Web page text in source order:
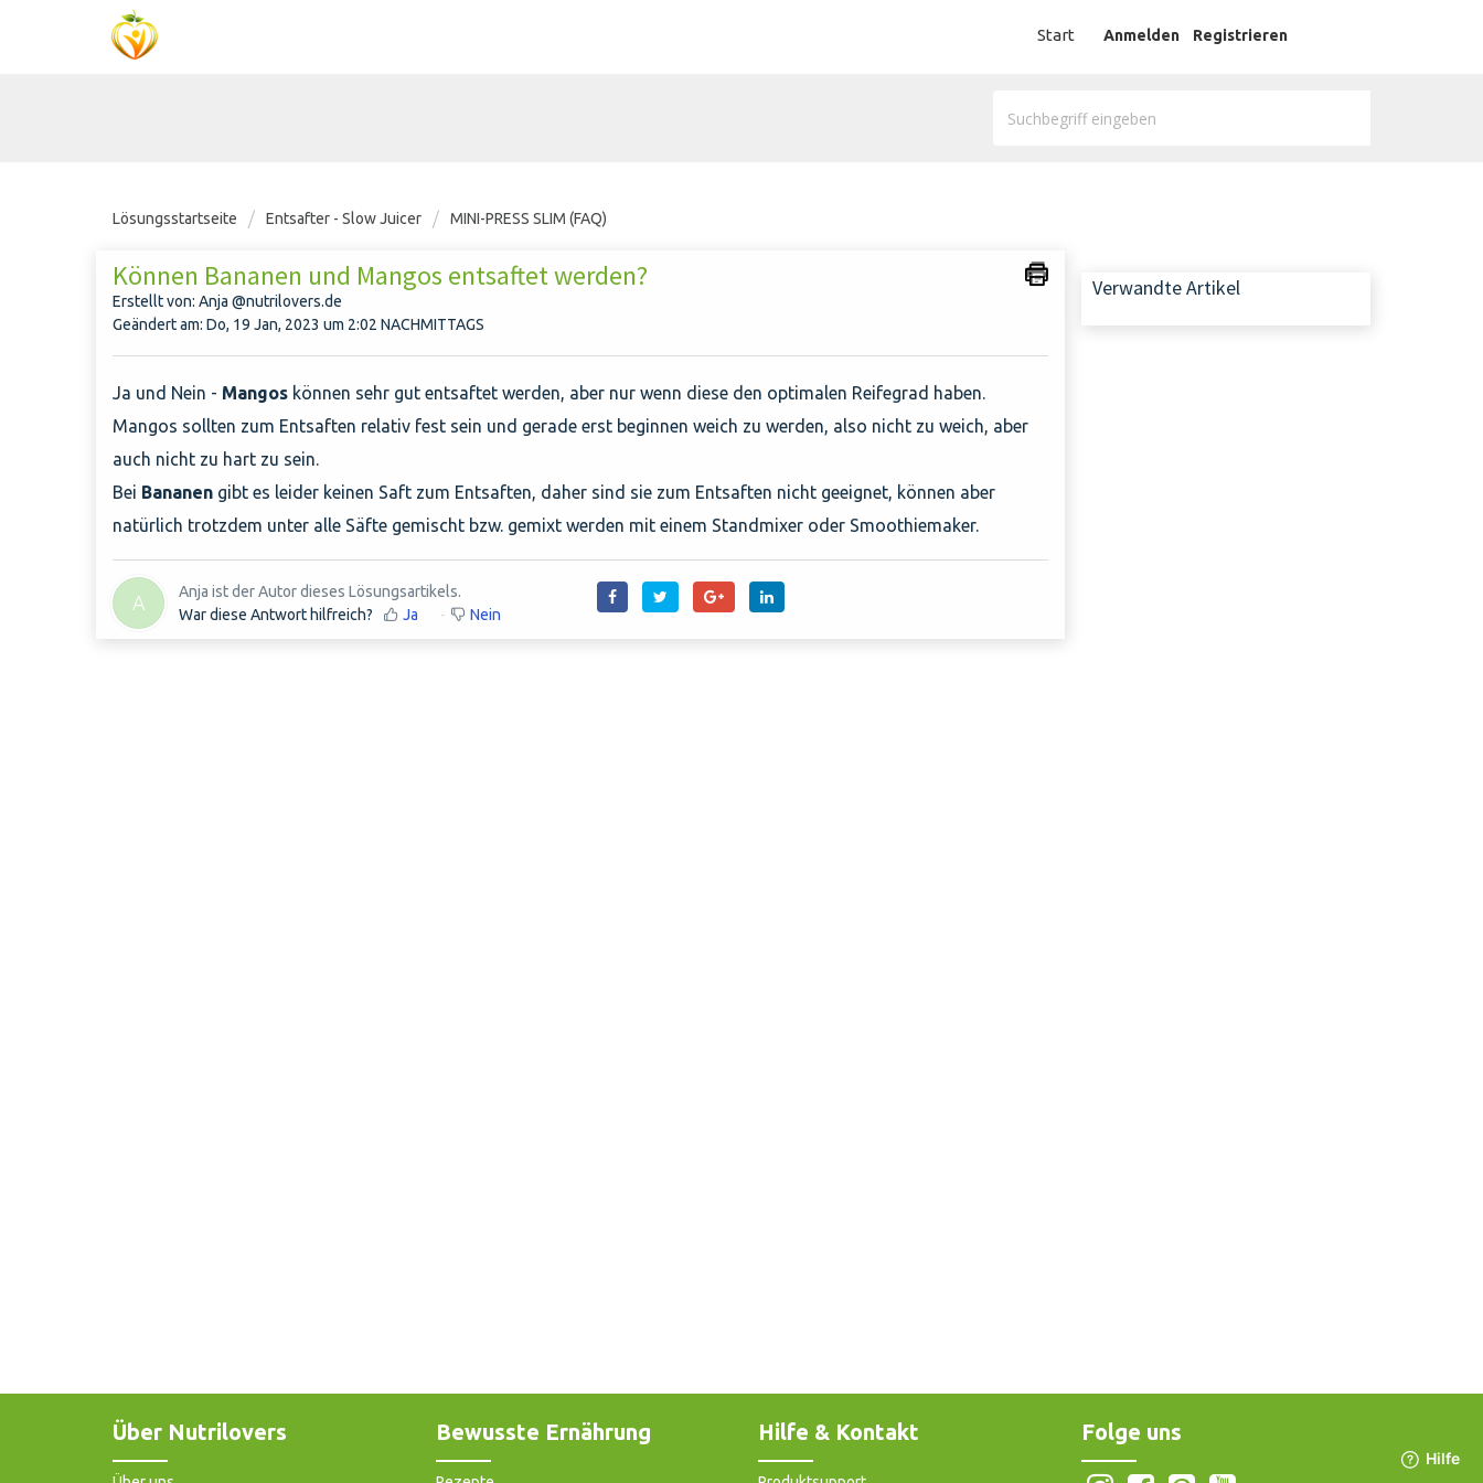
Start Anmelden Registrieren
Lösungsstartseite Entsafter - Slow Juicer MINI-PRESS SLIM (FAQ)
Können Bananen und Mangos entsaftet werden?
Erstellt von: Anja @nutrilovers.de
Geändert am: Do, 19 Jan, 2023 um 2:02 NACHMITTAGS
Ja und Nein - Mangos können sehr gut entsaftet werden, aber nur wenn diese den optimalen Reifegrad haben.
Mangos sollten zum Entsaften relativ fest sein und gerade erst beginnen weich zu werden, also nicht zu weich, aber
auch nicht zu hart zu sein.
Bei Bananen gibt es leider keinen Saft zum Entsaften, daher sind sie zum Entsaften nicht geeignet, können aber
natürlich trotzdem unter alle Säfte gemischt bzw. gemixt werden mit einem Standmixer oder Smoothiemaker.
A
Anja ist der Autor dieses Lösungsartikels.
War diese Antwort hilfreich?
Ja Nein
Verwandte Artikel
Über Nutrilovers Bewusste Ernährung Hilfe & Kontakt Folge uns